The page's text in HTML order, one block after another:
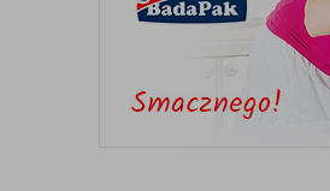
Pakujemy przyprawę w
wilgocią, dzięki czemu
Przechowywanie:
zamkniętym